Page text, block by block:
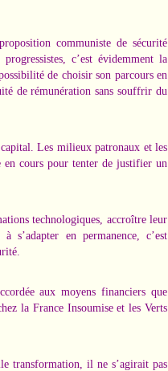
communiste de sécurité
c’est évidemment la
de choisir son parcours en
de rémunération sans souffrir du
Les milieux patronaux et les
en cours pour tenter de justifier un
technologiques, accroître leur
en permanence, c’est
aux moyens financiers que
la France Insoumise et les Verts
transformation, il ne s’agirait pas